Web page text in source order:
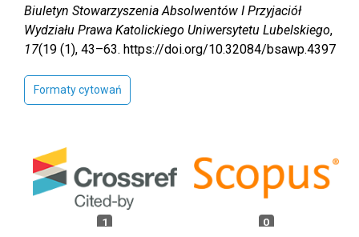
Biuletyn Stowarzyszenia Absolwentów I Przyjaciół
Wydziału Prawa Katolickiego Uniwersytetu Lubelskiego,
17(19 (1), 43–63. https://doi.org/10.32084/bsawp.4397
Formaty cytowań
1 0